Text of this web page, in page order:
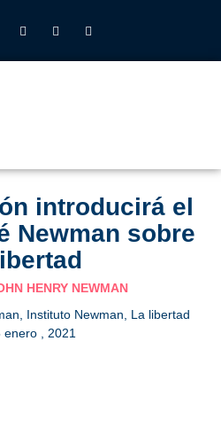
introducirá el
Newman sobre
HENRY NEWMAN
Instituto Newman
La libertad
enero , 2021